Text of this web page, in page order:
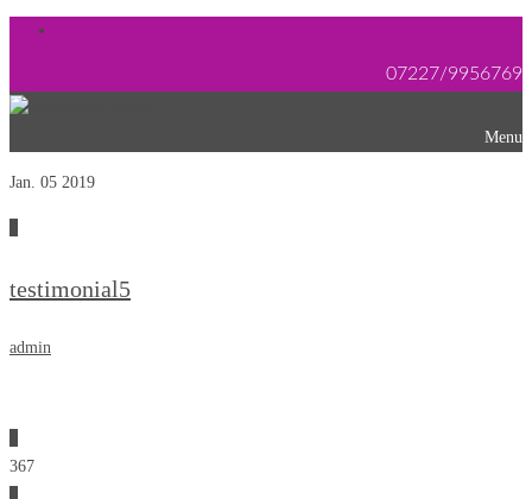
07227/9956769
Menu
Jan. 05 2019
testimonial5
admin
367